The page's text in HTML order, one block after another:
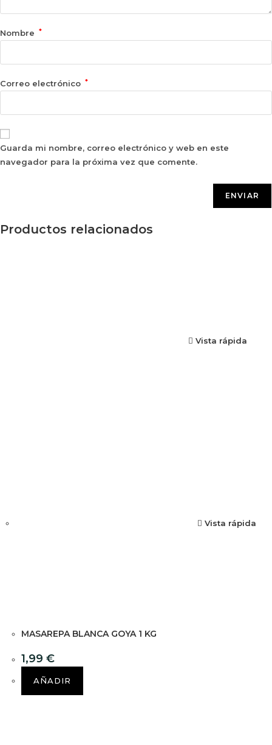
Nombre *
Correo electrónico *
Guarda mi nombre, correo electrónico y web en este
navegador para la próxima vez que comente.
Productos relacionados
Vista rápida
Vista rápida
MASAREPA BLANCA GOYA 1 KG
1,99 €
AÑADIR